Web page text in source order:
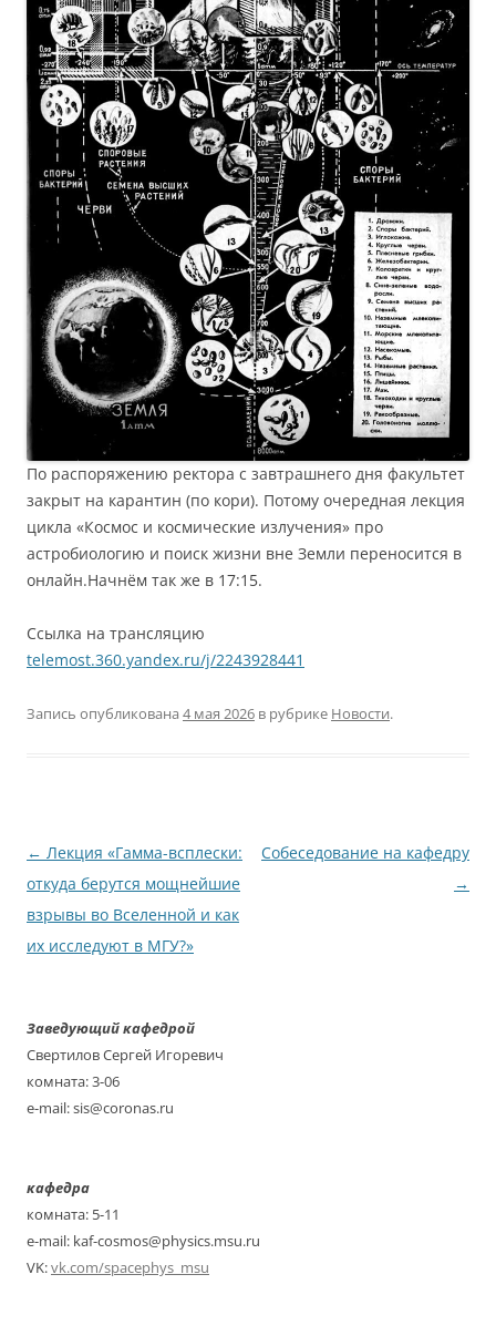
По распоряжению ректора с завтрашнего дня факультет
закрыт на карантин (по кори). Потому очередная лекция
цикла «Космос и космические излучения» про
астробиологию и поиск жизни вне Земли переносится в
онлайн.Начнём так же в 17:15.
Ссылка на трансляцию
telemost.360.yandex.ru/j/2243928441
Запись опубликована 4 мая 2026 в рубрике Новости.
Навигация
по
записям
← Лекция «Гамма-всплески:
откуда берутся мощнейшие
взрывы во Вселенной и как
их исследуют в МГУ?»
Собеседование на кафедру
→
Заведующий кафедрой
Свертилов Сергей Игоревич
комната: 3-06
e-mail: sis@coronas.ru
кафедра
комната: 5-11
e-mail: kaf-cosmos@physics.msu.ru
VK:vk.com/spacephys_msu